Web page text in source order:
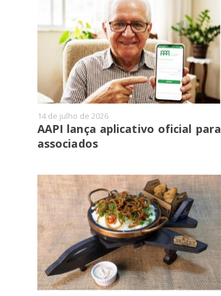
14 de julho de 2026
AAPI lança aplicativo oficial para
associados